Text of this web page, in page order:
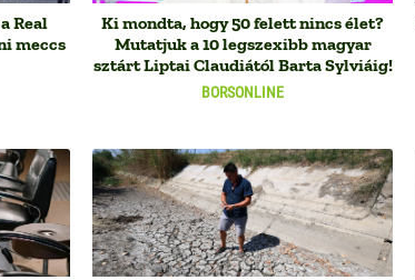
Real
meccs
BORSONLINE
Ki mondta, hogy 50 felett nincs élet?
Mutatjuk a 10 legszexibb magyar
sztárt Liptai Claudiától Barta Sylviáig!